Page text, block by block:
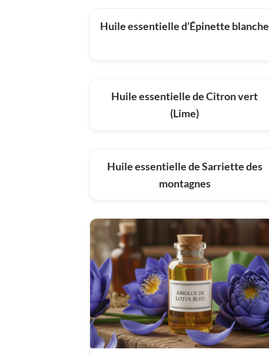
Huile essentielle d’Épinette blanche
Huile essentielle de Citron vert
(Lime)
Huile essentielle de Sarriette des
montagnes